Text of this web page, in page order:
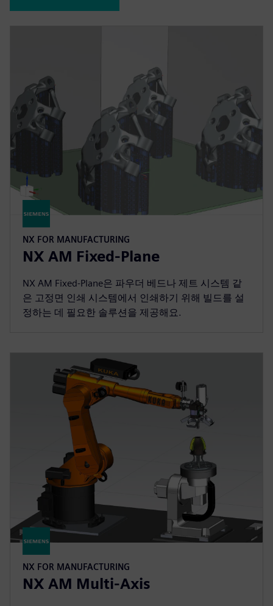
NX FOR MANUFACTURING
NX AM Fixed-Plane
NX AM Fixed-Plane은 파우더 베드나 제트 시스템 같
은 고정면 인쇄 시스템에서 인쇄하기 위해 빌드를 설
정하는 데 필요한 솔루션을 제공해요.
NX FOR MANUFACTURING
NX AM Multi-Axis